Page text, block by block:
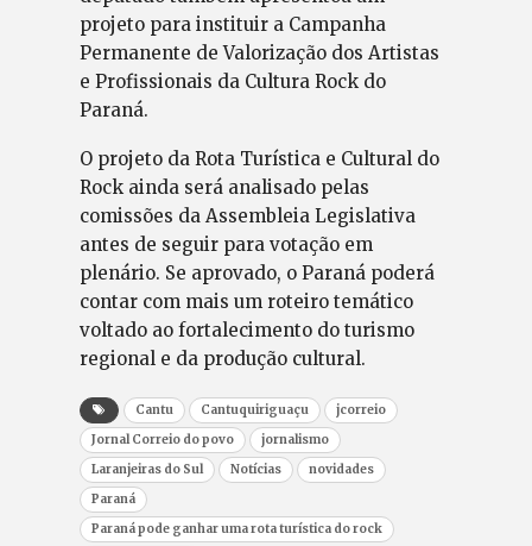
projeto para instituir a Campanha
Permanente de Valorização dos Artistas
e Profissionais da Cultura Rock do
Paraná.
O projeto da Rota Turística e Cultural do
Rock ainda será analisado pelas
comissões da Assembleia Legislativa
antes de seguir para votação em
plenário. Se aprovado, o Paraná poderá
contar com mais um roteiro temático
voltado ao fortalecimento do turismo
regional e da produção cultural.
Cantu Cantuquiriguaçu
jcorreio
Jornal Correio do povo
jornalismo
Laranjeiras do Sul
Notícias
novidades
Paraná
Paraná pode ganhar uma rota turística do rock